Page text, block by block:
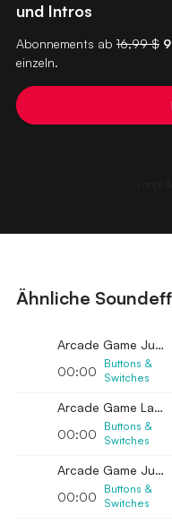
und Intros
Abonnements ab 16,99 $
einzeln.
Ähnliche
Arcade Game Jump Button Sound 4
00:00
Buttons &
Switches
Arcade Game Laser Shot Button Sound
00:00
Buttons &
Switches
Arcade Game Jump Button Sound 2
00:00
Buttons &
Switches